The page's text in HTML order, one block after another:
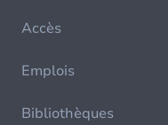
Accès
Emplois
Bibliothèques